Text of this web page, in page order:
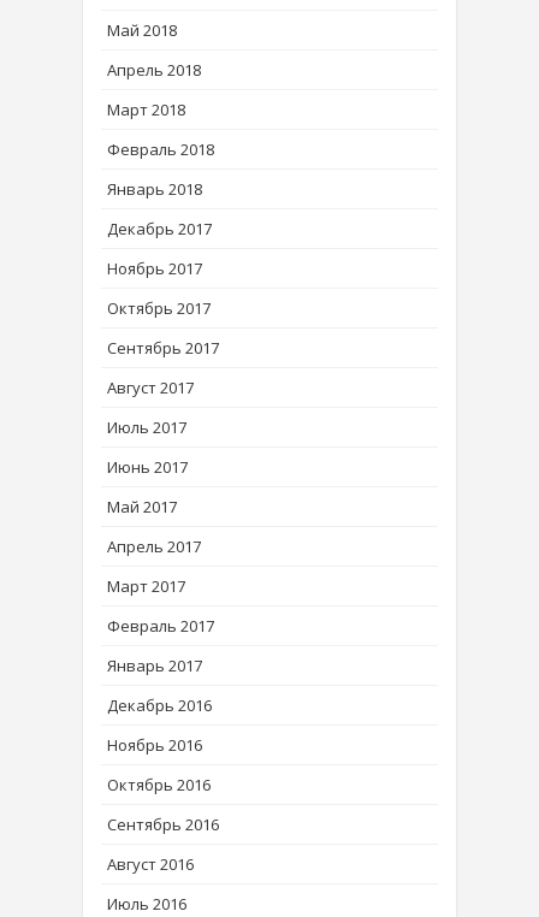
Май 2018
Апрель 2018
Март 2018
Февраль 2018
Январь 2018
Декабрь 2017
Ноябрь 2017
Октябрь 2017
Сентябрь 2017
Август 2017
Июль 2017
Июнь 2017
Май 2017
Апрель 2017
Март 2017
Февраль 2017
Январь 2017
Декабрь 2016
Ноябрь 2016
Октябрь 2016
Сентябрь 2016
Август 2016
Июль 2016